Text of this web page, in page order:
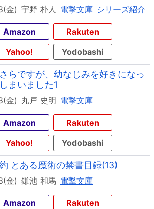
金) 宇野 朴人 電撃文庫 シリーズ紹介
Amazon
Rakuten
Yahoo!
Yodobashi
らですが、幼なじみを好きになっ
まいました1
金) 丸戸 史明 電撃文庫
Amazon
Rakuten
Yahoo!
Yodobashi
とある魔術の禁書目録(13)
金) 鎌池 和馬 電撃文庫
Amazon
Rakuten